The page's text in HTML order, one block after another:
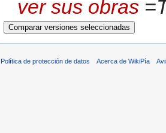
ver sus obras
Política de protección de datos Acerca de WikiPía